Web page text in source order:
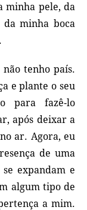
minha pele, da
minha boca
não tenho país.
e plante o seu
para fazê‑lo
após deixar a
ar. Agora, eu
de uma
expandam e
algum tipo de
a mim.